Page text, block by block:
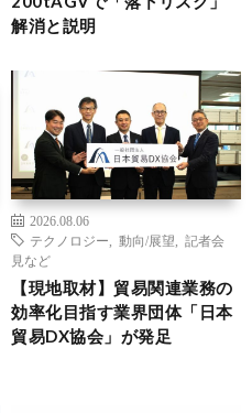
解消と説明
2026.08.06
テクノロジー
動向/展望
記者会
見など
【現地取材】貿易関連業務の
効率化目指す業界団体「日本
貿易DX協会」が発足